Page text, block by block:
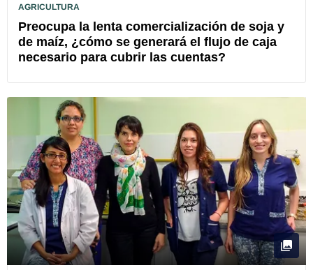
AGRICULTURA
Preocupa la lenta comercialización de soja y
de maíz, ¿cómo se generará el flujo de caja
necesario para cubrir las cuentas?